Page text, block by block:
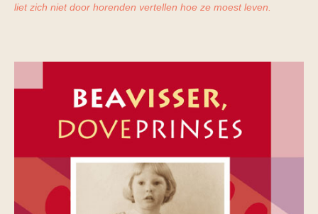
liet zich niet door horenden vertellen hoe ze moest leven.